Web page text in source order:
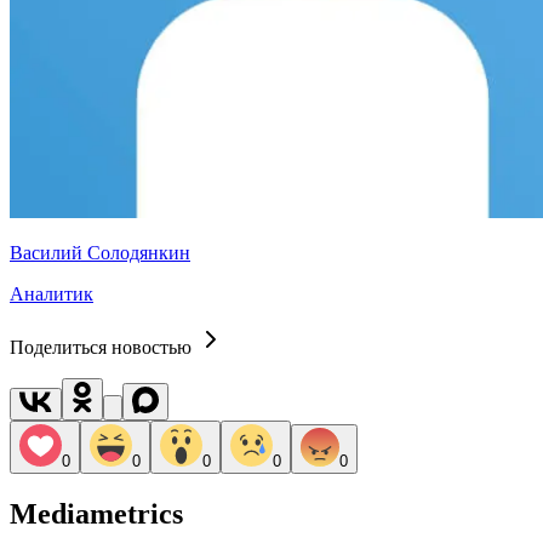
Василий Солодянкин
Аналитик
Поделиться новостью
0 0 0 0 0
Mediametrics